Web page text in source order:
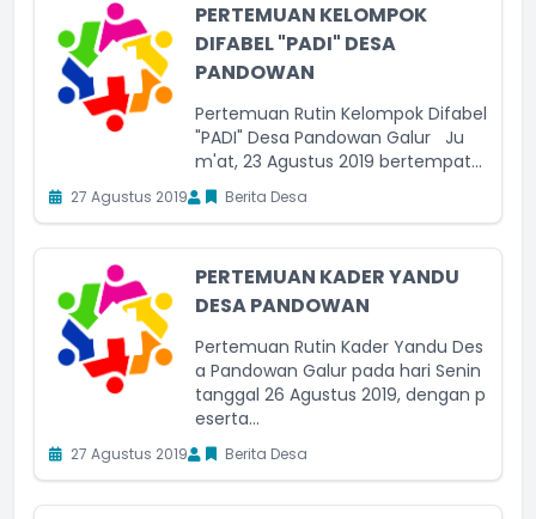
PERTEMUAN KELOMPOK
DIFABEL "PADI" DESA
PANDOWAN
Pertemuan Rutin Kelompok Difabel
"PADI" Desa Pandowan Galur Ju
m'at, 23 Agustus 2019 bertempat...
27 Agustus 2019 Berita Desa
PERTEMUAN KADER YANDU
DESA PANDOWAN
Pertemuan Rutin Kader Yandu Des
a Pandowan Galur pada hari Senin
tanggal 26 Agustus 2019, dengan p
eserta...
27 Agustus 2019 Berita Desa